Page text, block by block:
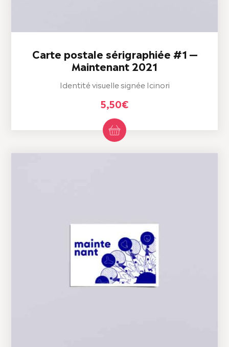
Carte postale sérigraphiée #1 —
Maintenant 2021
Identité visuelle signée Icinori
5,50€